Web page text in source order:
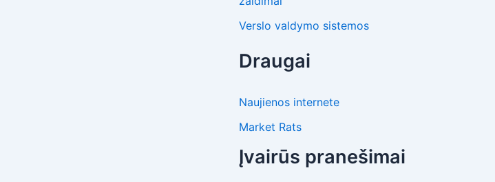
Verslo valdymo sistemos
Draugai
Naujienos internete
Market Rats
Įvairūs pranešimai